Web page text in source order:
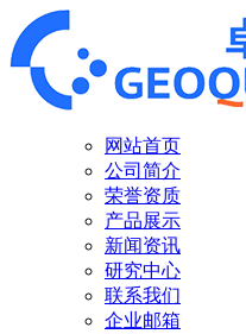
网站首页
公司简介
荣誉资质
产品展示
新闻资讯
研究中心
联系我们
企业邮箱